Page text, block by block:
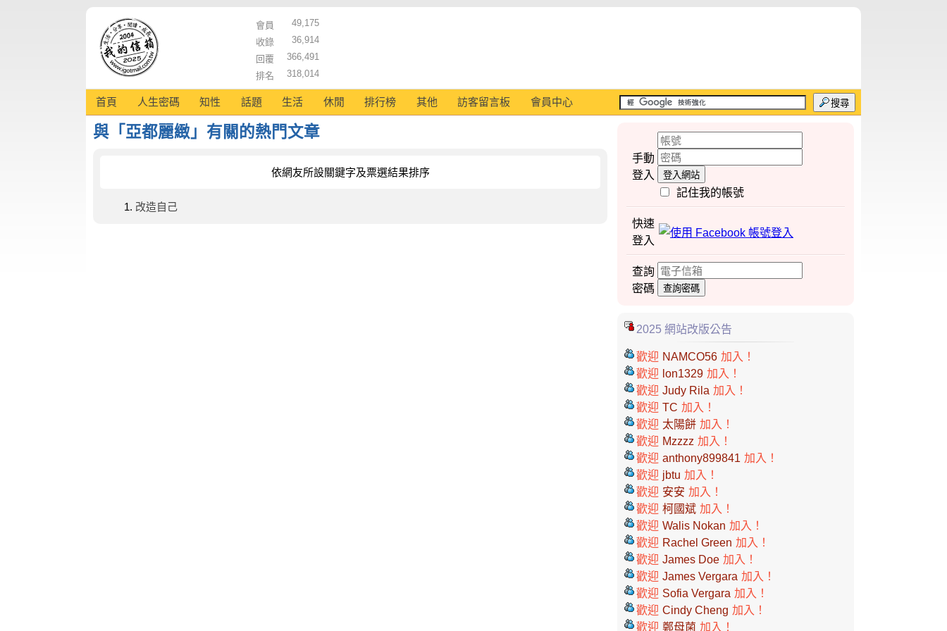
會員
49,175
收錄
36,914
回覆
366,491
排名
318,014
首頁 人生密碼 知性 話題 生活 休閒 排行榜 其他 訪客留言板 會員中心 搜尋
與「亞都麗緻」有關的熱門文章
依網友所設關鍵字及票選結果排序
改造自己
手動
登入
登入網站
記住我的帳號
快速
登入
查詢
密碼
查詢密碼
2025 網站改版公告
歡迎 NAMCO56 加入！
歡迎 lon1329 加入！
歡迎 Judy Rila 加入！
歡迎 TC 加入！
歡迎 太陽餅 加入！
歡迎 Mzzzz 加入！
歡迎 anthony899841 加入！
歡迎 jbtu 加入！
歡迎 安安 加入！
歡迎 柯國斌 加入！
歡迎 Walis Nokan 加入！
歡迎 Rachel Green 加入！
歡迎 James Doe 加入！
歡迎 James Vergara 加入！
歡迎 Sofia Vergara 加入！
歡迎 Cindy Cheng 加入！
歡迎 鄭母菌 加入！